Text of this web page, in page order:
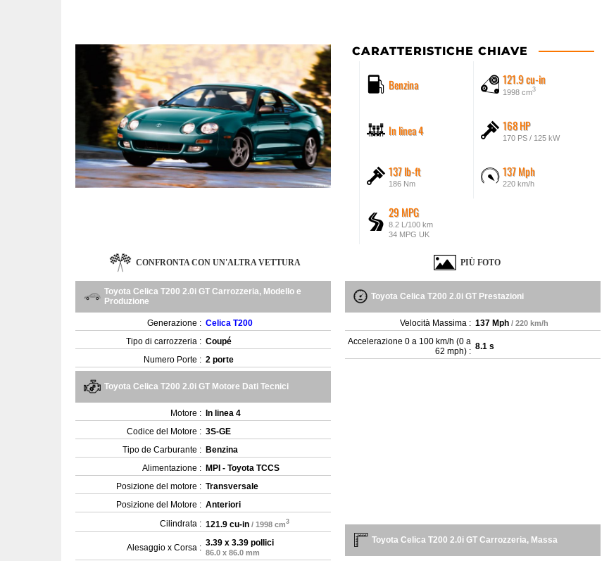
CARATTERISTICHE CHIAVE
Benzina 121.9 cu-in
1998 cm3
In linea 4 168 HP
170 PS / 125 kW
137 lb-ft
186 Nm
137 Mph
220 km/h
29 MPG
8.2 L/100 km
34 MPG UK
CONFRONTA CON UN'ALTRA VETTURA PIÙ FOTO
Toyota Celica T200 2.0i GT Carrozzeria, Modello e
Produzione
Generazione : Celica T200
Tipo di carrozzeria : Coupé
Numero Porte : 2 porte
Toyota Celica T200 2.0i GT Motore Dati Tecnici
Motore :
In linea 4
Codice del Motore : 3S-GE
Tipo de Carburante : Benzina
Alimentazione : MPI - Toyota TCCS
Posizione del motore : Transversale
Posizione del Motore : Anteriori
Cilindrata : 121.9 cu-in / 1998 cm3
Alesaggio x Corsa : 3.39 x 3.39 pollici
86.0 x 86.0 mm
Toyota Celica T200 2.0i GT Prestazioni
Velocità Massima : 137 Mph / 220 km/h
Accelerazione 0 a 100 km/h (0 a
62 mph) : 8.1 s
Toyota Celica T200 2.0i GT Carrozzeria, Massa